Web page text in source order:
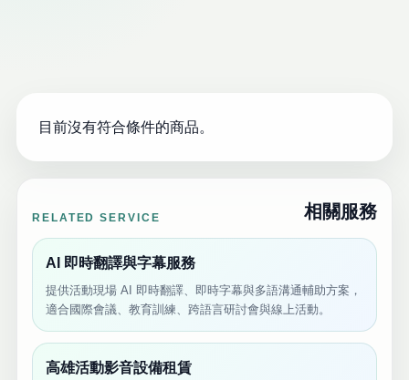
目前沒有符合條件的商品。
RELATED SERVICE 相關服務
AI 即時翻譯與字幕服務
提供活動現場 AI 即時翻譯、即時字幕與多語溝通輔助方案，
適合國際會議、教育訓練、跨語言研討會與線上活動。
高雄活動影音設備租賃